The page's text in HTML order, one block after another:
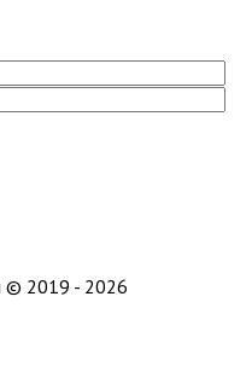
© 2019 - 2026